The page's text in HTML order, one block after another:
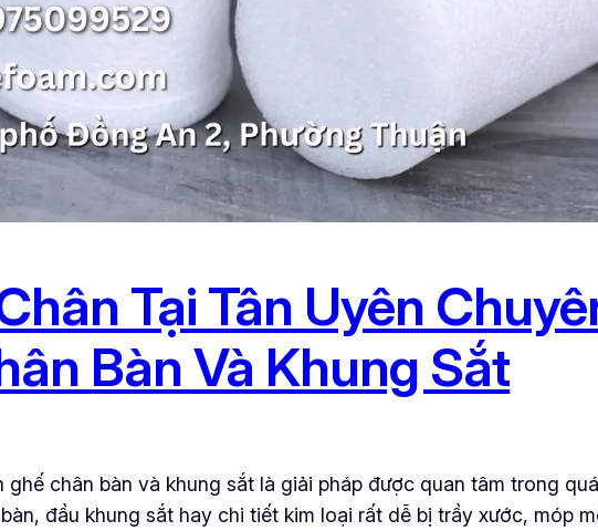
Tại Tân Uyên
Bàn Và Khung Sắt
chân bàn và khung sắt là giải pháp được quan tâm trong
đầu khung sắt hay chi tiết kim loại rất dễ bị trầy xước, móp